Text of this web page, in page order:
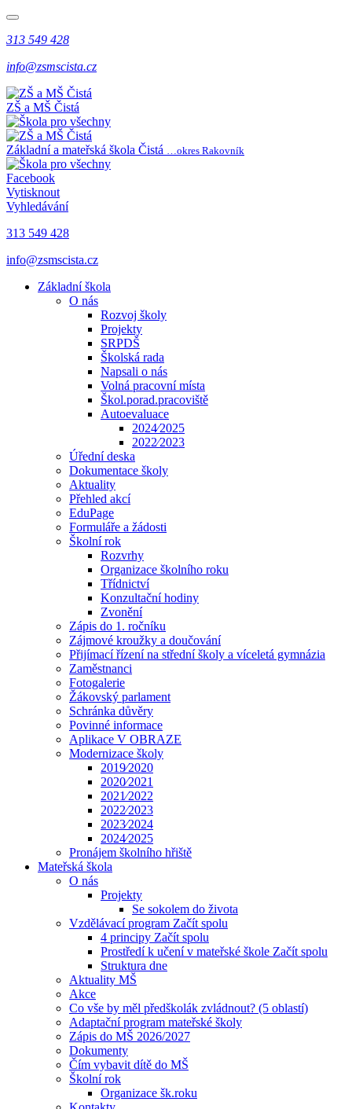
313 549 428
info@zsmscista.cz
ZŠ a MŠ Čistá
Základní a mateřská škola Čistá …okres Rakovník
Facebook
Vytisknout
Vyhledávání
313 549 428
info@zsmscista.cz
Základní škola
O nás
Rozvoj školy
Projekty
SRPDŠ
Školská rada
Napsali o nás
Volná pracovní místa
Škol.porad.pracoviště
Autoevaluace
2024⁄2025
2022⁄2023
Úřední deska
Dokumentace školy
Aktuality
Přehled akcí
EduPage
Formuláře a žádosti
Školní rok
Rozvrhy
Organizace školního roku
Třídnictví
Konzultační hodiny
Zvonění
Zápis do 1. ročníku
Zájmové kroužky a doučování
Přijímací řízení na střední školy a víceletá gymnázia
Zaměstnanci
Fotogalerie
Žákovský parlament
Schránka důvěry
Povinné informace
Aplikace V OBRAZE
Modernizace školy
2019⁄2020
2020⁄2021
2021⁄2022
2022⁄2023
2023⁄2024
2024⁄2025
Pronájem školního hřiště
Mateřská škola
O nás
Projekty
Se sokolem do života
Vzdělávací program Začít spolu
4 principy Začít spolu
Prostředí k učení v mateřské škole Začít spolu
Struktura dne
Aktuality MŠ
Akce
Co vše by měl předškolák zvládnout? (5 oblastí)
Adaptační program mateřské školy
Zápis do MŠ 2026/2027
Dokumenty
Čím vybavit dítě do MŠ
Školní rok
Organizace šk.roku